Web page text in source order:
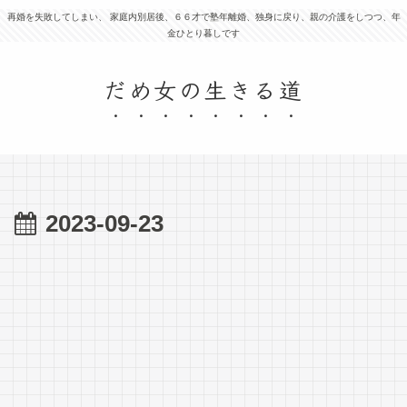
再婚を失敗してしまい、 家庭内別居後、６６才で塾年離婚、独身に戻り、親の介護をしつつ、年
金ひとり暮しです
だめ女の生きる道
2023-09-23